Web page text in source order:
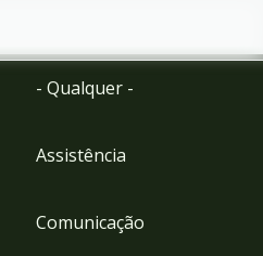
- Qualquer -
Assistência
Comunicação